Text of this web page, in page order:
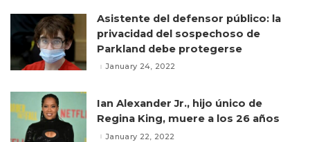
Asistente del defensor público: la
privacidad del sospechoso de
Parkland debe protegerse
January 24, 2022
Ian Alexander Jr., hijo único de
Regina King, muere a los 26 años
January 22, 2022